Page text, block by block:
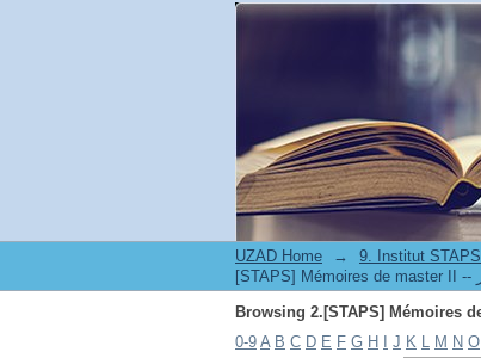
UZAD Home →
0-9 A B C D E F G H J K L M N O